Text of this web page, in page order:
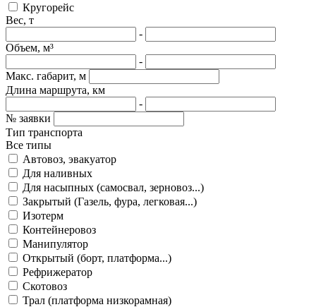
Кругорейс
Вес, т
-
Объем, м³
-
Макс. габарит, м
Длина маршрута, км
-
№ заявки
Тип транспорта
Все типы
Автовоз, эвакуатор
Для наливных
Для насыпных (самосвал, зерновоз...)
Закрытый (Газель, фура, легковая...)
Изотерм
Контейнеровоз
Манипулятор
Открытый (борт, платформа...)
Рефрижератор
Скотовоз
Трал (платформа низкорамная)